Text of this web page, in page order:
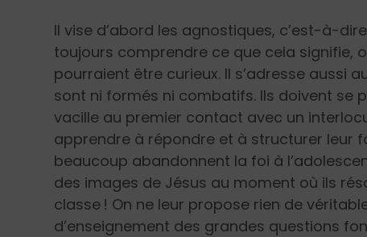
Il vise d’abord les agnostiques, c’est-à-
toujours comprendre ce que cela signifie,
pourraient être curieux. Il s’adresse aussi
sont ni formés ni combatifs. Ils doivent se
vacille au premier contact avec un
apprendre à répondre et à structurer leur
beaucoup abandonnent la foi à
des images de Jésus au moment où ils
classe ! On ne leur propose rien de
d’enseignement des grandes questions